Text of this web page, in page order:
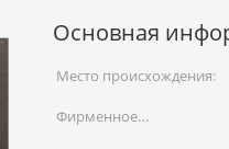
Основная
Место происхождения:
Фирменное